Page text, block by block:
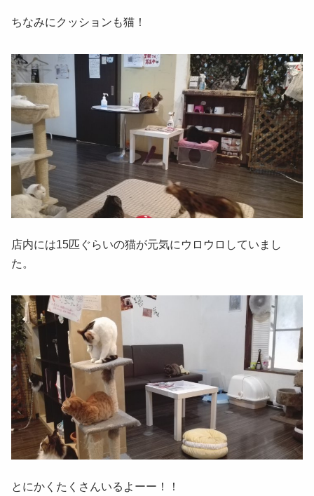
ちなみにクッションも猫！
店内には15匹ぐらいの猫が元気にウロウロしていまし
た。
とにかくたくさんいるよーー！！